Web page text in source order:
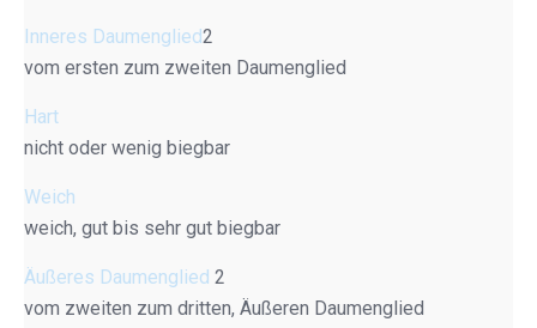
Inneres Daumenglied2
vom ersten zum zweiten Daumenglied
Hart
nicht oder wenig biegbar
Weich
weich, gut bis sehr gut biegbar
Äußeres Daumenglied 2
vom zweiten zum dritten, Äußeren Daumenglied